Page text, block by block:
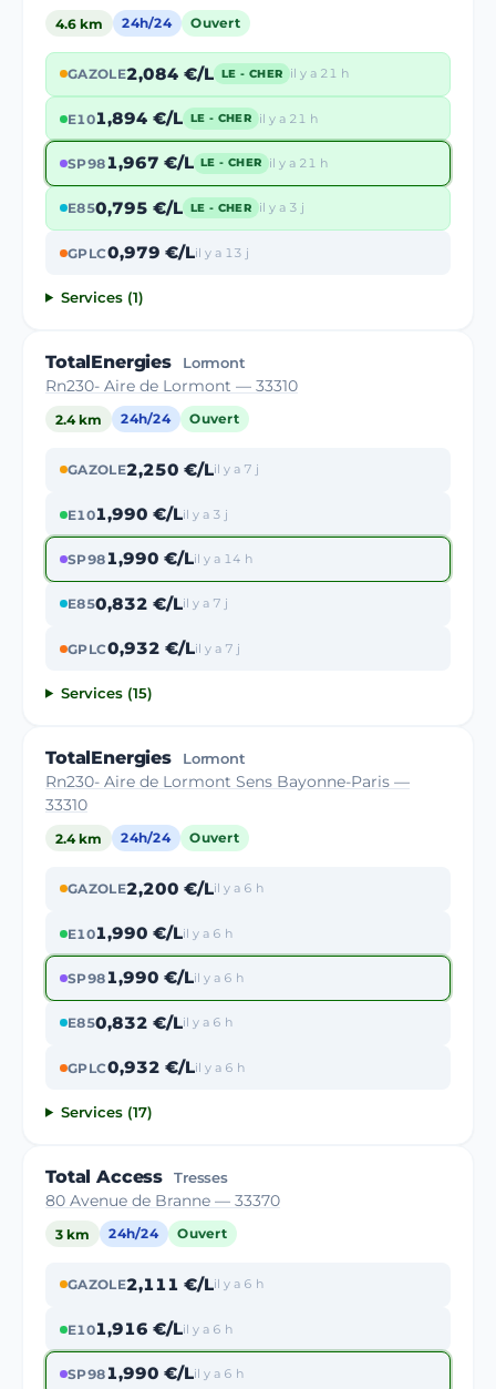
4.6 km 24h/24 Ouvert
GAZOLE2,084 €/L LE - CHER il y a 21 h
E101,894 €/L LE - CHER il y a 21 h
SP981,967 €/L LE - CHER il y a 21 h
E850,795 €/L LE - CHER il y a 3 j
GPLC0,979 €/Lil y a 13 j
Services (1)
TotalEnergies Lormont
Rn230- Aire de Lormont — 33310
2.4 km 24h/24 Ouvert
GAZOLE2,250 €/Lil y a 7 j
E101,990 €/Lil y a 3 j
SP981,990 €/Lil y a 14 h
E850,832 €/Lil y a 7 j
GPLC0,932 €/Lil y a 7 j
Services (15)
TotalEnergies Lormont
Rn230- Aire de Lormont Sens Bayonne-Paris —
33310
2.4 km 24h/24 Ouvert
GAZOLE2,200 €/Lil y a 6 h
E101,990 €/Lil y a 6 h
SP981,990 €/Lil y a 6 h
E850,832 €/Lil y a 6 h
GPLC0,932 €/Lil y a 6 h
Services (17)
Total Access Tresses
80 Avenue de Branne — 33370
3 km 24h/24 Ouvert
GAZOLE2,111 €/Lil y a 6 h
E101,916 €/Lil y a 6 h
SP981,990 €/Lil y a 6 h